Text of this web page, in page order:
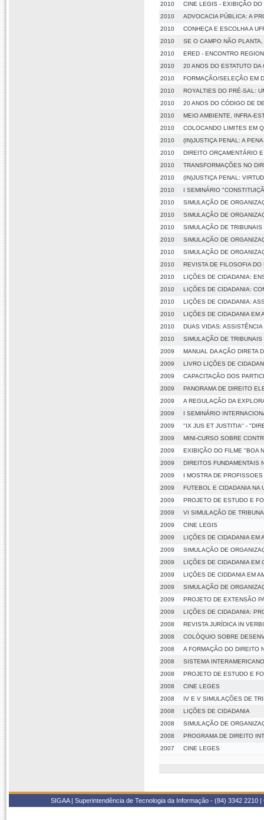
2010
CINE LEGIS - EXIBIÇÃO DO
2010
ADVOCACIA PÚBLICA: A
2010
CONHEÇA E ESCOLHA A
2010
SE O CAMPO NÃO
2010
ERED - ENCONTRO
2010
20 ANOS DO ESTATUTO
2010
FORMAÇÃO/SELEÇÃO EM
2010
ROYALTIES DO PRÉ-SAL:
2010
20 ANOS DO CÓDIGO DE
2010
MEIO AMBIENTE, INFRA-
2010
COLOCANDO LIMITES EM
2010
(IN)JUSTIÇA PENAL: A
2010
DIREITO ORÇAMENTÁRIO
2010
TRANSFORMAÇÕES NO
2010
(IN)JUSTIÇA PENAL:
2010
I SEMINÁRIO
2010
SIMULAÇÃO DE
2010
SIMULAÇÃO DE
2010
SIMULAÇÃO DE
2010
SIMULAÇÃO DE
2010
SIMULAÇÃO DE
2010
REVISTA DE FILOSOFIA
2010
LIÇÕES DE CIDADANIA:
2010
LIÇÕES DE CIDADANIA:
2010
LIÇÕES DE CIDADANIA:
2010
LIÇÕES DE CIDADANIA EM
2010
DUAS VIDAS:
2010
SIMULAÇÃO DE
2009
MANUAL DA AÇÃO DIRETA
2009
LIVRO LIÇÕES DE
2009
CAPACITAÇÃO DOS
2009
PANORAMA DE DIREITO
2009
A REGULAÇÃO DA
2009
I SEMINÁRIO
2009
"IX JUS ET JUSTITIA" -
2009
MINI-CURSO SOBRE
2009
EXIBIÇÃO DO FILME "BOA
2009
DIREITOS FUNDAMENTAIS
2009
I MOSTRA DE
2009
FUTEBOL E CIDADANIA NA
2009
PROJETO DE ESTUDO E
2009
VI SIMULAÇÃO DE
2009
CINE LEGIS
2009
LIÇÕES DE CIDADANIA EM
2009
SIMULAÇÃO DE
2009
LIÇÕES DE CIDADANIA EM
2009
LIÇÕES DE CIDDANIA EM
2009
SIMULAÇÃO DE
2009
PROJETO DE EXTENSÃO
2009
LIÇÕES DE CIDADANIA:
2008
REVISTA JURÍDICA IN
2008
COLÓQUIO SOBRE
2008
A FORMAÇÃO DO DIREITO
2008
SISTEMA
2008
PROJETO DE ESTUDO E
2008
CINE LEGES
2008
IV E V SIMULAÇÕES DE
2008
LIÇÕES DE CIDADANIA
2008
SIMULAÇÃO DE
2008
PROGRAMA DE DIREITO
2007
CINE LEGES
SIGAA | Superintendência de Tecnologia da Informação - (84) 3342